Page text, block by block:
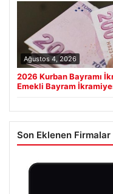
Ağustos 4, 2026
2026 Kurban Bayramı
Emekli Bayram
Son Eklenen Firmalar